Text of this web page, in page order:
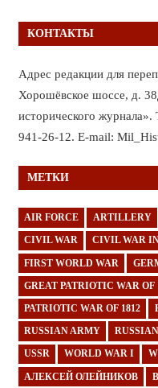
КОНТАКТЫ
Адрес редакции для
Хорошёвское шоссе, д.
исторического
941-26-12. E-mail:
МЕТКИ
AIR FORCE ARTILLERY
CIVIL WAR CIVIL WAR
FIRST WORLD WAR
GREAT PATRIOTIC WAR OF
PATRIOTIC WAR OF 1812
RUSSIAN ARMY
USSR WORLD WAR I
АЛЕКСЕЙ ОЛЕЙНИКОВ